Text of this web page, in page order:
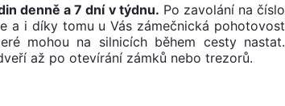
denně a 7 dní v týdnu. Po zavolání na číslo
a i díky tomu u Vás zámečnická pohotovost
mohou na silnicích během cesty nastat.
až po otevírání zámků nebo trezorů.